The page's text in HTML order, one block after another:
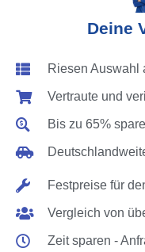
Deine
Riesen Auswahl
Vertraute und
Bis zu 65%
Festpreise für
Vergleich von
Zeit sparen -